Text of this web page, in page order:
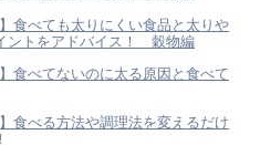
食べても太りにくい食品と太りや
ントをアドバイス！ 穀物編
食べてないのに太る原因と食べて
食べる方法や調理法を変えるだけ